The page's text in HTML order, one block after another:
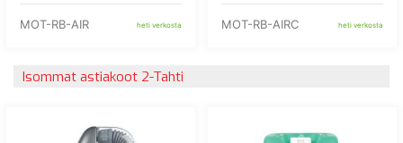
MOT-RB-AIR heti verkosta MOT-RB-AIRC heti verkosta
Isommat astiakoot 2-Tahti